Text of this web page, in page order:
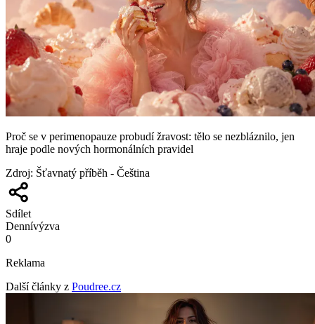
Proč se v perimenopauze probudí žravost: tělo se nezbláznilo, jen
hraje podle nových hormonálních pravidel
Zdroj: Šťavnatý příběh - Čeština
Sdílet
Dennívýzva
0
Reklama
Další články z Poudree.cz